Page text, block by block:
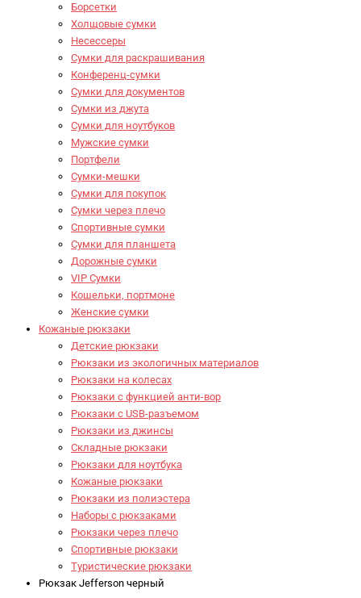
Борсетки
Холщовые сумки
Несессеры
Сумки для раскрашивания
Конференц-сумки
Сумки для документов
Сумки из джута
Сумки для ноутбуков
Мужские сумки
Портфели
Сумки-мешки
Сумки для покупок
Сумки через плечо
Спортивные сумки
Сумки для планшета
Дорожные сумки
VIP Сумки
Кошельки, портмоне
Женские сумки
Кожаные рюкзаки
Детские рюкзаки
Рюкзаки из экологичных материалов
Рюкзаки на колесах
Рюкзаки с функцией анти-вор
Рюкзаки с USB-разъемом
Рюкзаки из джинсы
Складные рюкзаки
Рюкзаки для ноутбука
Кожаные рюкзаки
Рюкзаки из полиэстера
Наборы с рюкзаками
Рюкзаки через плечо
Спортивные рюкзаки
Туристические рюкзаки
Рюкзак Jefferson черный